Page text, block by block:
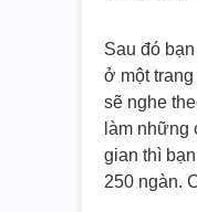
Sau đó
ở một
sẽ nghe
làm những
gian thì
250 ngàn.